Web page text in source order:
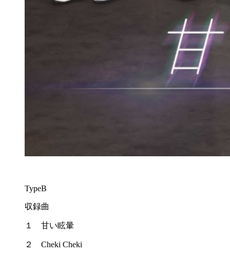
TypeB
収録曲
１ 甘い眩暈
２ Cheki Cheki